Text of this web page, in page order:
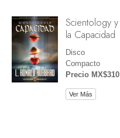
Scientology y
la Capacidad
Disco
Compacto
Precio MX$310
Ver Más